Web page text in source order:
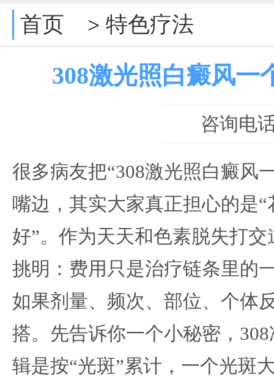
首页 > 特色疗法
308激光照白癜风一
咨询电
很多病友把“308激光照白癜风
嘴边，其实大家真正担心的是
好”。作为天天和色素脱失打
挑明：费用只是治疗链条里的
如果剂量、频次、部位、个体
搭。先告诉你一个小秘密，
辑是按“光斑”累计，一个光斑